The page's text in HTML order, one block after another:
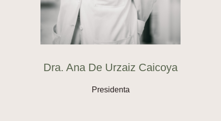
Dra. Ana De Urzaiz Caicoya
Presidenta